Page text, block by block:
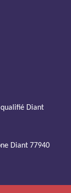
Diant
Diant 77940